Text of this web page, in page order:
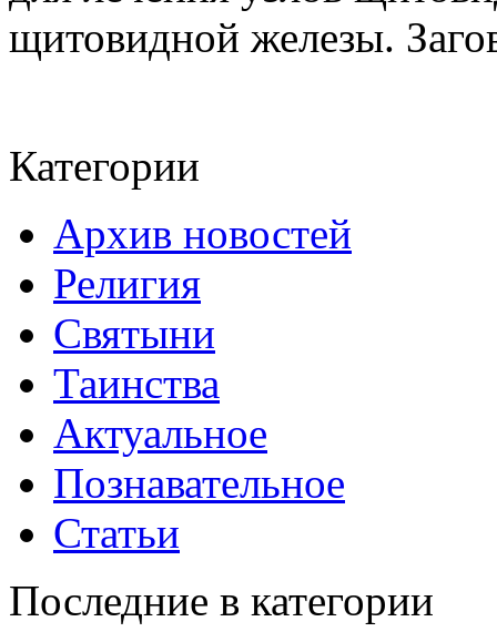
щитовидной железы.
Категории
Архив новостей
Религия
Святыни
Таинства
Актуальное
Познавательное
Статьи
Последние в категории